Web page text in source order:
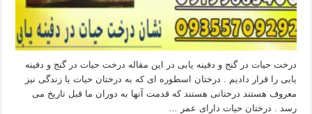
درخت حیات در گنج و دفینه یابی در این مقاله درخت حیات در گنج و دفینه
یابی را قرار دادیم . درختان اسطوره ای که به درختان حیات یا زندگی نیز
معروف هستند درختانی هستند که قدمت آنها به دوران ما قبل تاریخ می
رسد . درختان حیات دارای عمر …